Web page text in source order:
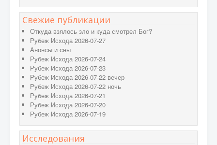
Свежие публикации
Откуда взялось зло и куда смотрел Бог?
Рубеж Исхода 2026-07-27
Анонсы и сны
Рубеж Исхода 2026-07-24
Рубеж Исхода 2026-07-23
Рубеж Исхода 2026-07-22 вечер
Рубеж Исхода 2026-07-22 ночь
Рубеж Исхода 2026-07-21
Рубеж Исхода 2026-07-20
Рубеж Исхода 2026-07-19
Исследования